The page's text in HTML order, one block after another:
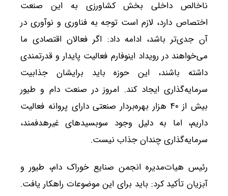
ناخالص داخلی بخش کشاورزی به این صنعت
اختصاص دارد، لازم است توجه به فناوری و نوآوری در
آن جدی‌تر باشد، ادامه داد: اگر فعالان اقتصادی ما
می‌خواهند در رویداد اینوفارم فعالیت پایدار و قدرتمندی
داشته باشند، این حوزه باید برایشان جذابیت
سرمایه‌گذاری ایجاد کند. امروز در صنعت دام و طیور
بیش از ۴۰ هزار بهره‌بردار صنعتی دارای پروانه فعالیت
داریم، اما به دلیل وجود سوبسیدهای غیرهدفمند،
سرمایه‌گذاری چندان جذاب نیست.
رئیس هیات‌مدیره انجمن صنایع خوراک دام، طیور و
آبزیان تأکید کرد: باید برای این موضوعات راهکار یافت.